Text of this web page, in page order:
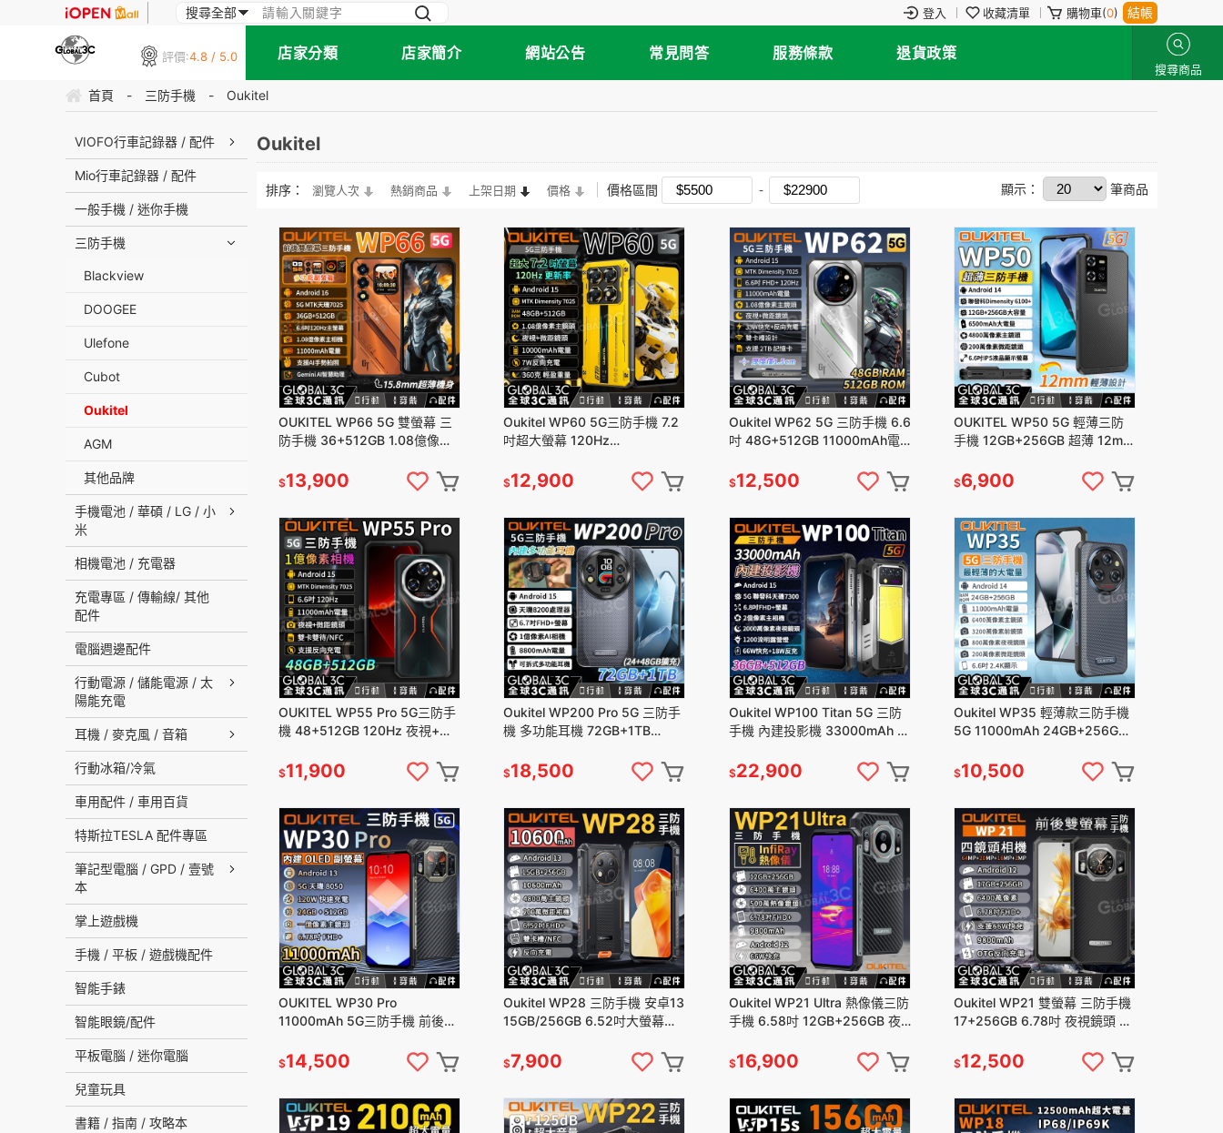
登入 收藏清單 購物車(0) 結帳
評價:4.8 / 5.0 店家分類 店家簡介 網站公告 常見問答 服務條款 退貨政策
搜尋商品
首頁 - 三防手機 - Oukitel
VIOFO行車記錄器 / 配件
Mio行車記錄器 / 配件
一般手機 / 迷你手機
三防手機
Blackview
DOOGEE
Ulefone
Cubot
Oukitel
AGM
其他品牌
手機電池 / 華碩 / LG / 小
米
相機電池 / 充電器
充電專區 / 傳輸線/ 其他
配件
電腦週邊配件
行動電源 / 儲能電源 / 太
陽能充電
耳機 / 麥克風 / 音箱
行動冰箱/冷氣
車用配件 / 車用百貨
特斯拉TESLA 配件專區
筆記型電腦 / GPD / 壹號
本
掌上遊戲機
手機 / 平板 / 遊戲機配件
智能手錶
智能眼鏡/配件
平板電腦 / 迷你電腦
兒童玩具
書籍 / 指南 / 攻略本
Oukitel
排序： 瀏覽人次 熱銷商品 上架日期 價格 價格區間 顯示： 筆商品
OUKITEL WP66 5G 雙螢幕 三
防手機 36+512GB 1.08億像素
$13,900
Oukitel WP60 5G三防手機 7.2
吋超大螢幕 120Hz
距 安卓15
$12,900
Oukitel WP62 5G 三防手機 6.6
吋 48G+512GB 11000mAh電
$12,500
OUKITEL WP50 5G 輕薄三防
手機 12GB+256GB 超薄 12mm
$6,900
OUKITEL WP55 Pro 5G三防手
機 48+512GB 120Hz 夜視+微
$11,900
Oukitel WP200 Pro 5G 三防手
機 多功能耳機 72GB+1TB
$18,500
Oukitel WP100 Titan 5G 三防
手機 內建投影機 33000mAh 2
$22,900
Oukitel WP35 輕薄款三防手機
5G 11000mAh 24GB+256GB
$10,500
OUKITEL WP30 Pro
11000mAh 5G三防手機 前後雙
夜視
$14,500
Oukitel WP28 三防手機 安卓13
15GB/256GB 6.52吋大螢幕
$7,900
Oukitel WP21 Ultra 熱像儀三防
手機 6.58吋 12GB+256GB 夜
$16,900
Oukitel WP21 雙螢幕 三防手機
17+256GB 6.78吋 夜視鏡頭 四
$12,500